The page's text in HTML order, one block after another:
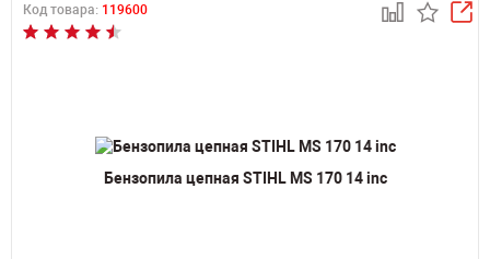
Код товара: 119600
Бензопила цепная STIHL MS 170 14 inc